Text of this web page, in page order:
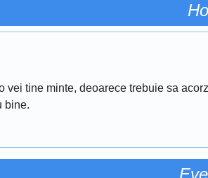
vei tine minte, deoarece trebuie sa
bine.